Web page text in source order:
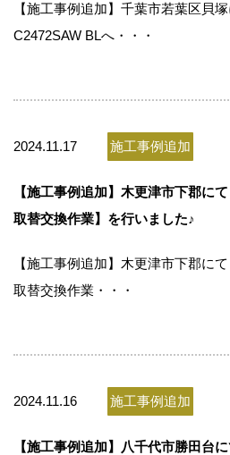
【施工事例追加】千葉市若葉区貝
C2472SAW BLへ・・・
2024.11.17 施工事例追加
【施工事例追加】木更津市下郡に
取替交換作業】を行いました♪
【施工事例追加】木更津市下郡に
取替交換作業・・・
2024.11.16 施工事例追加
【施工事例追加】八千代市勝田台